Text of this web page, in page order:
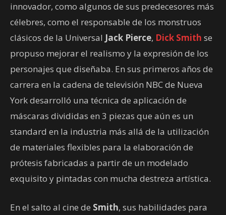
innovador, como algunos de sus predecesores más
célebres, como el responsable de los monstruos
clásicos de la Universal Jack Pierce, Dick Smith se
propuso mejorar el realismo y la expresión de los
personajes que diseñaba. En sus primeros años de
carrera en la cadena de televisión NBC de Nueva
York desarrolló una técnica de aplicación de
máscaras divididas en 3 piezas que aún es un
standard en la industria más allá de la utilización
de materiales flexibles para la elaboración de
prótesis fabricadas a partir de un modelado
exquisito y pintadas con mucha destreza artística.
En el salto al cine de Smith, sus habilidades para